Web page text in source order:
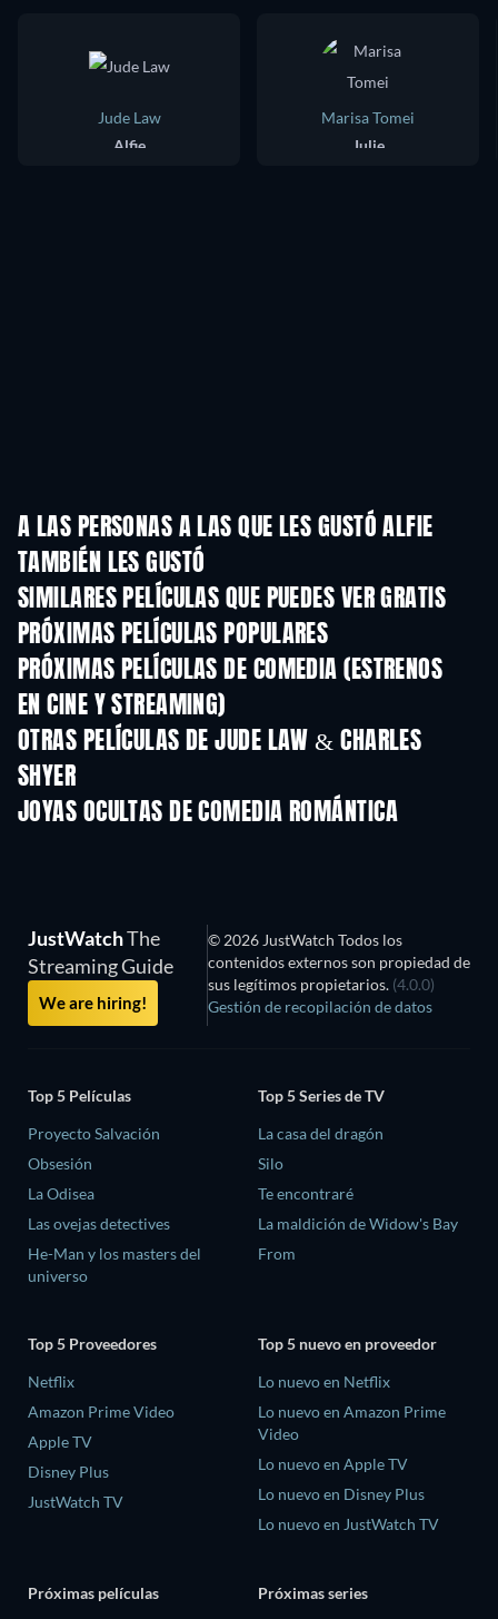
Jude Law
Alfie
Marisa Tomei
Julie
A LAS PERSONAS A LAS QUE LES GUSTÓ ALFIE
TAMBIÉN LES GUSTÓ
SIMILARES PELÍCULAS QUE PUEDES VER GRATIS
PRÓXIMAS PELÍCULAS POPULARES
PRÓXIMAS PELÍCULAS DE COMEDIA (ESTRENOS
EN CINE Y STREAMING)
OTRAS PELÍCULAS DE JUDE LAW & CHARLES
SHYER
JOYAS OCULTAS DE COMEDIA ROMÁNTICA
TV
JustWatchThe
Streaming Guide
We are hiring!
© 2026 JustWatch Todos los
contenidos externos son propiedad de
sus legítimos propietarios. (4.0.0)
Gestión de recopilación de datos
Top 5 Películas
Proyecto Salvación
Obsesión
La Odisea
Las ovejas detectives
He-Man y los masters del
universo
Top 5 Series de TV
La casa del dragón
Silo
Te encontraré
La maldición de Widow's Bay
From
Top 5 Proveedores
Netflix
Amazon Prime Video
Apple TV
Disney Plus
JustWatch TV
Top 5 nuevo en proveedor
Lo nuevo en Netflix
Lo nuevo en Amazon Prime
Video
Lo nuevo en Apple TV
Lo nuevo en Disney Plus
Lo nuevo en JustWatch TV
Próximas películas Próximas series